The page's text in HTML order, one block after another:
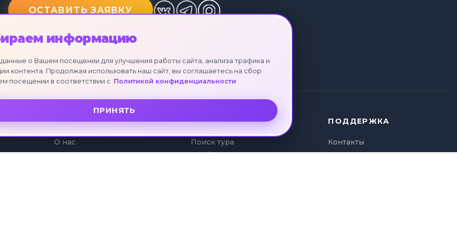
ОСТАВИТЬ ЗАЯВКУ
О КОМПАНИИ
О нас
Отзывы клиентов
УСЛУГИ
Поиск тура
Подбор тура
ПОДДЕРЖКА
Контакты
Политика
информацию
о Вашем посещении для улучшения работы сайта, анализа трафика и
контента. Продолжая использовать наш сайт, вы соглашаетесь на сбор
посещении в соответствии с Политикой конфиденциальности
ПРИНЯТЬ